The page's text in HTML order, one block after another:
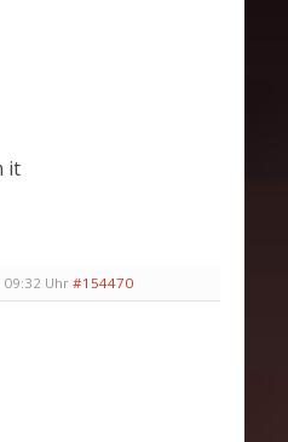
it
Uhr #154470